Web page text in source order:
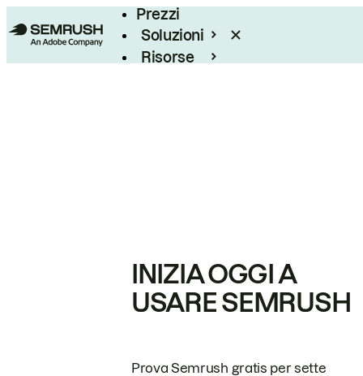
Prezzi
Soluzioni
Risorse
INIZIA OGGI A
USARE SEMRUSH
Prova Semrush gratis per sette